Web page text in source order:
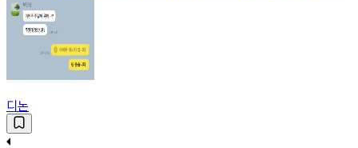
디논